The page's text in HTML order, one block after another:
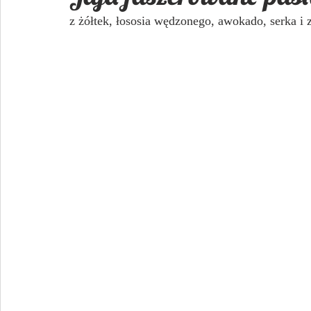
z żółtek, łososia wędzonego, awokado, serka i